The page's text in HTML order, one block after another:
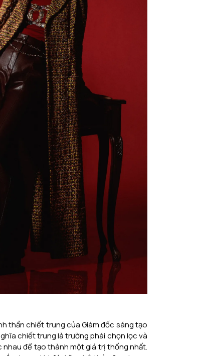
thần chiết trung của Giám đốc sáng tạo
chiết trung là trường phái chọn lọc và
để tạo thành một giá trị thống nhất.